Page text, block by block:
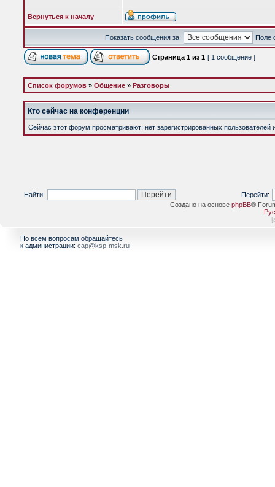
Вернуться к началу
Показать сообщения за: Поле
Страница 1 из 1 [ 1 сообщение ]
Список форумов » Общение » Разговоры
Кто сейчас на конференции
Сейчас этот форум просматривают: нет зарегистрированных пользователей
Найти:
Перейти:
Создано на основе phpBB®
[
По всем вопросам обращайтесь
к администрации: cap@ksp-msk.ru